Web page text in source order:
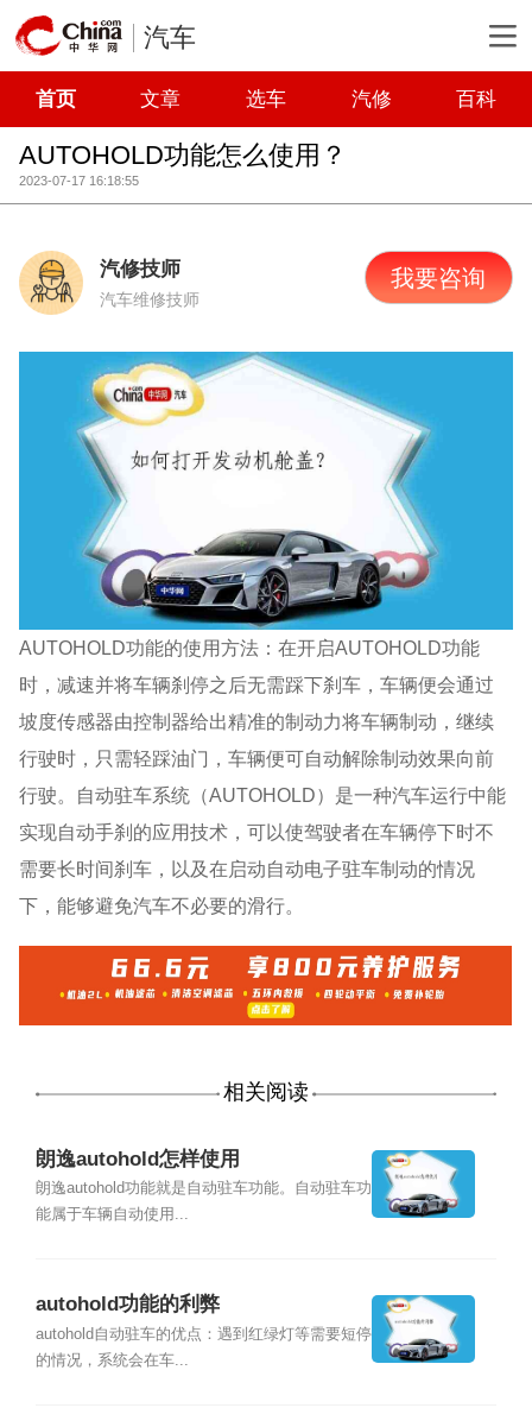
汽车
首页 文章 选车 汽修 百科
AUTOHOLD功能怎么使用？
2023-07-17 16:18:55
汽修技师
汽车维修技师
我要咨询
AUTOHOLD功能的使用方法：在开启AUTOHOLD功能
时，减速并将车辆刹停之后无需踩下刹车，车辆便会通过
坡度传感器由控制器给出精准的制动力将车辆制动，继续
行驶时，只需轻踩油门，车辆便可自动解除制动效果向前
行驶。自动驻车系统（AUTOHOLD）是一种汽车运行中能
实现自动手刹的应用技术，可以使驾驶者在车辆停下时不
需要长时间刹车，以及在启动自动电子驻车制动的情况
下，能够避免汽车不必要的滑行。
相关阅读
朗逸autohold怎样使用
朗逸autohold功能就是自动驻车功能。自动驻车功
能属于车辆自动使用...
autohold功能的利弊
autohold自动驻车的优点：遇到红绿灯等需要短停
的情况，系统会在车...